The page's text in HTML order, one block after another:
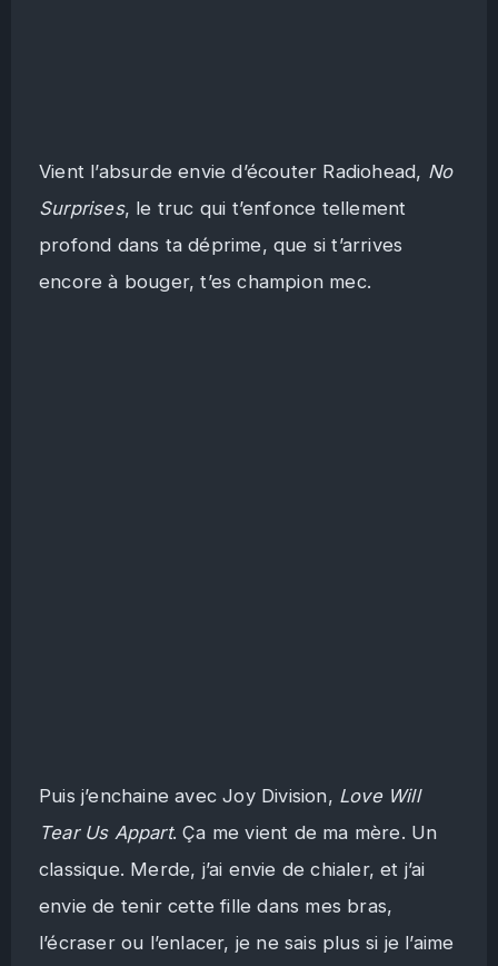
Vient l’absurde envie d’écouter Radiohead, No
Surprises, le truc qui t’enfonce tellement
profond dans ta déprime, que si t’arrives
encore à bouger, t’es champion mec.
Puis j’enchaine avec Joy Division, Love Will
Tear Us Appart. Ça me vient de ma mère. Un
classique. Merde, j’ai envie de chialer, et j’ai
envie de tenir cette fille dans mes bras,
l’écraser ou l’enlacer, je ne sais plus si je l’aime